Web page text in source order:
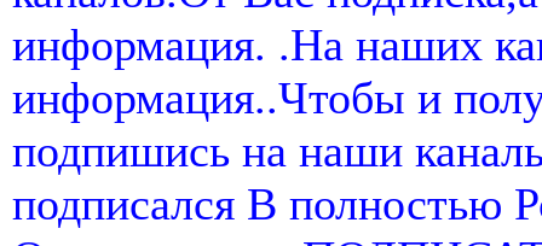
информация. .На наших
информация..Чтобы и
подпишись на наши
подписался В полностью